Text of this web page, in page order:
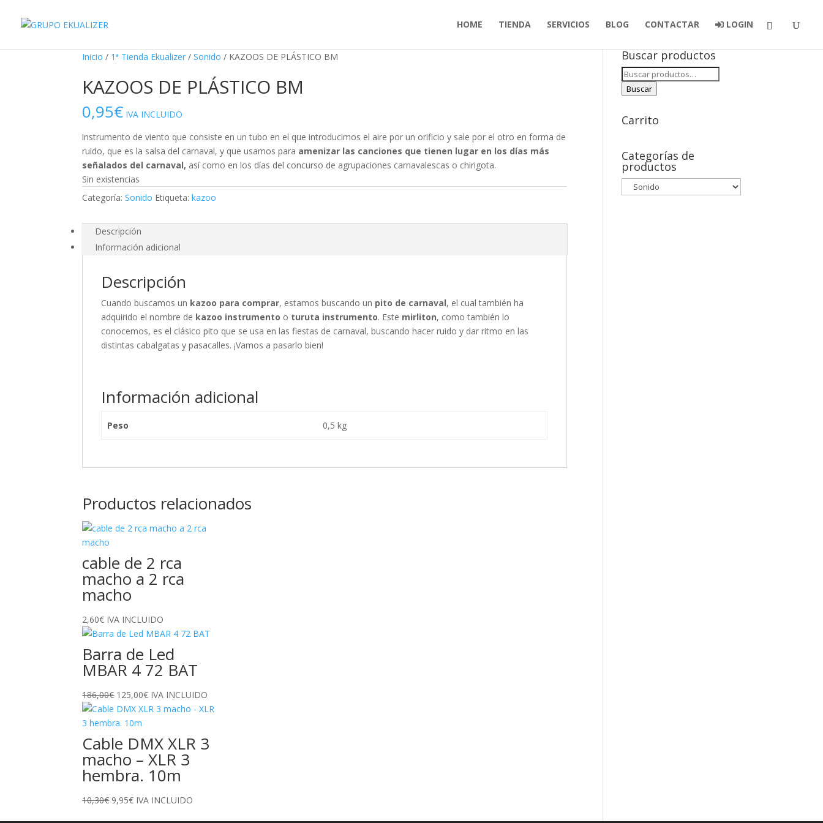
HOME
TIENDA SERVICIOS BLOG CONTACTAR LOGIN
Inicio / 1ª Tienda Ekualizer /Sonido / KAZOOS DE PLÁSTICO BM
KAZOOS DE PLÁSTICO BM
0,95€ IVA INCLUIDO
instrumento de viento que consiste en un tubo en el que introducimos el aire por un orificio y sale por el otro en forma de
ruido, que es la salsa del carnaval, y que usamos para amenizar las canciones que tienen lugar en los días más
señalados del carnaval, así como en los días del concurso de agrupaciones carnavalescas o chirigota.
Sin existencias
Categoría:Sonido Etiqueta:kazoo
Descripción
Información adicional
Descripción
Cuando buscamos un kazoo para comprar, estamos buscando un pito de carnaval, el cual también ha
adquirido el nombre de kazoo instrumento o turuta instrumento. Este mirliton, como también lo
conocemos, es el clásico pito que se usa en las fiestas de carnaval, buscando hacer ruido y dar ritmo en las
distintas cabalgatas y pasacalles. ¡Vamos a pasarlo bien!
Información adicional
Peso 0,5 kg
Productos relacionados
cable de 2 rca
macho a 2 rca
macho
2,60€ IVA INCLUIDO
Barra de Led
MBAR 4 72 BAT
186,00€ El
precio
original
era:
186,00€.
125,00€El
precio
es:
125,00€.
IVA INCLUIDO
Cable DMX XLR 3
macho – XLR 3
hembra. 10m
10,30€ El
9,95€ElIVA INCLUIDO
Buscar productos
Buscar
por:
Buscar
Carrito
Categorías de
productos